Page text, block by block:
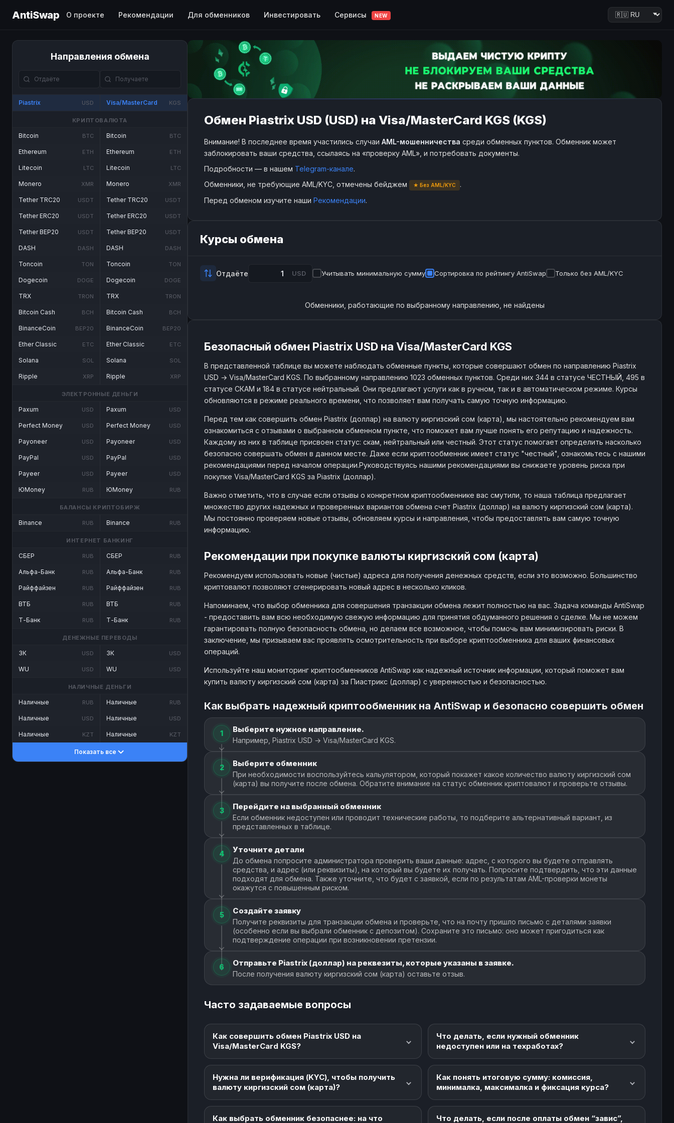
AntiSwap О проекте Рекомендации Для обменников Инвестировать Сервисы NEW
Направления обмена
Piastrix USD Visa/MasterCard KGS
КРИПТОВАЛЮТА
Bitcoin BTC
Ethereum ETH
Litecoin LTC
Monero XMR
Tether TRC20 USDT
Tether ERC20 USDT
Tether BEP20 USDT
DASH DASH
Toncoin TON
Dogecoin DOGE
TRX TRON
Bitcoin Cash BCH
BinanceCoin BEP20
Ether Classic ETC
Solana SOL
Ripple XRP
Bitcoin BTC
Ethereum ETH
Litecoin LTC
Monero XMR
Tether TRC20 USDT
Tether ERC20 USDT
Tether BEP20 USDT
DASH DASH
Toncoin TON
Dogecoin DOGE
TRX TRON
Bitcoin Cash BCH
BinanceCoin BEP20
Ether Classic ETC
Solana SOL
Ripple XRP
ЭЛЕКТРОННЫЕ ДЕНЬГИ
Paxum USD
Perfect Money USD
Payoneer USD
PayPal USD
Payeer USD
ЮMoney RUB
Paxum USD
Perfect Money USD
Payoneer USD
PayPal USD
Payeer USD
ЮMoney RUB
БАЛАНСЫ КРИПТОБИРЖ
Binance RUB Binance RUB
ИНТЕРНЕТ БАНКИНГ
СБЕР RUB
Альфа-Банк RUB
Райффайзен RUB
ВТБ RUB
Т-Банк RUB
СБЕР RUB
Альфа-Банк RUB
Райффайзен RUB
ВТБ RUB
Т-Банк RUB
ДЕНЕЖНЫЕ ПЕРЕВОДЫ
ЗК USD
WU USD
ЗК USD
WU USD
НАЛИЧНЫЕ ДЕНЬГИ
Наличные RUB
Наличные USD
Наличные KZT
Наличные RUB
Наличные USD
Наличные KZT
Показать все
Обмен Piastrix USD (USD) на Visa/MasterCard KGS (KGS)
Внимание! В последнее время участились случаи AML-мошенничества среди обменных пунктов. Обменник может
заблокировать ваши средства, ссылаясь на «проверку AML», и потребовать документы.
Подробности — в нашем Telegram-канале.
Обменники, не требующие AML/KYC, отмечены бейджем
★ Без AML/KYC
.
Перед обменом изучите наши Рекомендации.
Курсы обмена
Отдаёте USD Учитывать минимальную сумму Сортировка по рейтингу AntiSwap Только без AML/KYC
Обменники, работающие по выбранному направлению, не найдены
Безопасный обмен Piastrix USD на Visa/MasterCard KGS
В представленной таблице вы можете наблюдать обменные пункты, которые совершают обмен по направлению Piastrix
USD → Visa/MasterCard KGS. По выбранному направлению 1023 обменных пунктов. Среди них 344 в статусе ЧЕСТНЫЙ, 495 в
статусе СКАМ и 184 в статусе нейтральный. Они предлагают услуги как в ручном, так и в автоматическом режиме. Курсы
обновляются в режиме реального времени, что позволяет вам получать самую точную информацию.
Перед тем как совершить обмен Piastrix (доллар) на валюту киргизский сом (карта), мы настоятельно рекомендуем вам
ознакомиться с отзывами о выбранном обменном пункте, что поможет вам лучше понять его репутацию и надежность.
Каждому из них в таблице присвоен статус: скам, нейтральный или честный. Этот статус помогает определить насколько
безопасно совершать обмен в данном месте. Даже если криптообменник имеет статус "честный", ознакомьтесь с нашими
рекомендациями перед началом операции.Руководствуясь нашими рекомендациями вы снижаете уровень риска при
покупке Visa/MasterCard KGS за Piastrix (доллар).
Важно отметить, что в случае если отзывы о конкретном криптообменнике вас смутили, то наша таблица предлагает
множество других надежных и проверенных вариантов обмена счет Piastrix (доллар) на валюту киргизский сом (карта).
Мы постоянно проверяем новые отзывы, обновляем курсы и направления, чтобы предоставлять вам самую точную
информацию.
Рекомендации при покупке валюты киргизский сом (карта)
Рекомендуем использовать новые (чистые) адреса для получения денежных средств, если это возможно. Большинство
криптовалют позволяют сгенерировать новый адрес в несколько кликов.
Напоминаем, что выбор обменника для совершения транзакции обмена лежит полностью на вас. Задача команды AntiSwap
- предоставить вам всю необходимую свежую информацию для принятия обдуманного решения о сделке. Мы не можем
гарантировать полную безопасность обмена, но делаем все возможное, чтобы помочь вам минимизировать риски. В
заключение, мы призываем вас проявлять осмотрительность при выборе криптообменника для ваших финансовых
операций.
Используйте наш мониторинг криптообменников AntiSwap как надежный источник информации, который поможет вам
купить валюту киргизский сом (карта) за Пиастрикс (доллар) с уверенностью и безопасностью.
Как выбрать надежный криптообменник на AntiSwap и безопасно совершить обмен
1 Выберите нужное направление.
Например, Piastrix USD → Visa/MasterCard KGS.
2 Выберите обменник
При необходимости воспользуйтесь кальулятором, который покажет какое количество валюту киргизский сом
(карта) вы получите после обмена. Обратите внимание на статус обменник криптовалют и проверьте отзывы.
3 Перейдите на выбранный обменник
Если обменник недоступен или проводит технические работы, то подберите альтернативный вариант, из
представленных в таблице.
4 Уточните детали
До обмена попросите администратора проверить ваши данные: адрес, с которого вы будете отправлять
средства, и адрес (или реквизиты), на который вы будете их получать. Попросите подтвердить, что эти данные
подходят для обмена. Также уточните, что будет с заявкой, если по результатам AML-проверки монеты
окажутся с повышенным риском.
5 Создайте заявку
Получите реквизиты для транзакции обмена и проверьте, что на почту пришло письмо с деталями заявки
(особенно если вы выбрали обменник с депозитом). Сохраните это письмо: оно может пригодиться как
подтверждение операции при возникновении претензии.
6 Отправьте Piastrix (доллар) на реквезиты, которые указаны в заявке.
После получения валюту киргизский сом (карта) оставьте отзыв.
Часто задаваемые вопросы
Как совершить обмен Piastrix USD на
Visa/MasterCard KGS?
Что делать, если нужный обменник
недоступен или на техработах?
Нужна ли верификация (KYC), чтобы получить
валюту киргизский сом (карта)?
Как понять итоговую сумму: комиссия,
минималка, максималка и фиксация курса?
Как выбрать обменник безопаснее: на что Что делать, если после оплаты обмен “завис”,